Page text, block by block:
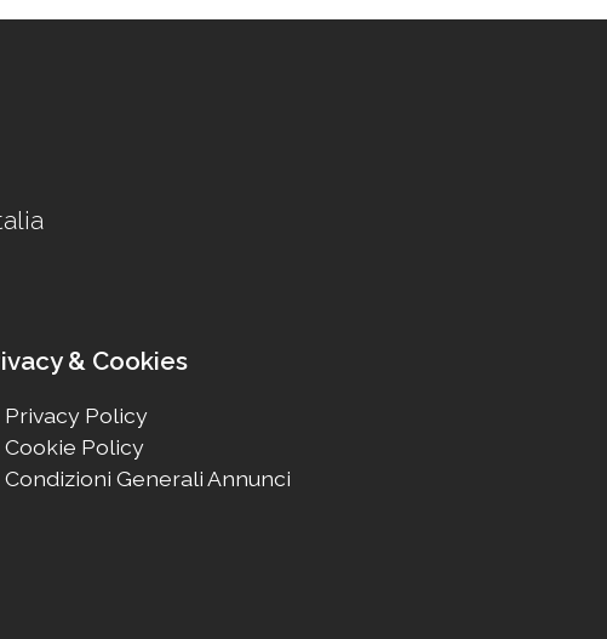
& Cookies
Privacy Policy
Cookie Policy
Condizioni Generali Annunci